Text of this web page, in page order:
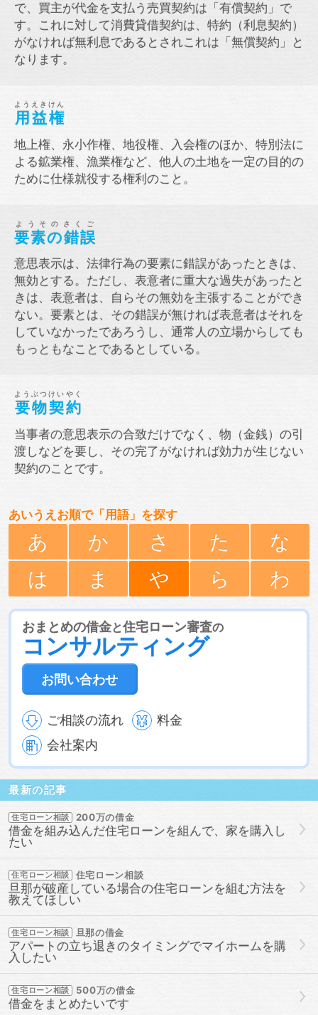
で、買主が代金を支払う売買契約は「有償契約」で
す。これに対して消費貸借契約は、特約（利息契約）
がなければ無利息であるとされこれは「無償契約」と
なります。
用益権
ようえきけん
地上権、永小作権、地役権、入会権のほか、特別法に
よる鉱業権、漁業権など、他人の土地を一定の目的の
ために仕様就役する権利のこと。
要素の錯誤
ようそのさくご
意思表示は、法律行為の要素に錯誤があったときは、
無効とする。ただし、表意者に重大な過失があったと
きは、表意者は、自らその無効を主張することができ
ない。要素とは、その錯誤が無ければ表意者はそれを
していなかったであろうし、通常人の立場からしても
もっともなことであるとしている。
要物契約
ようぶつけいやく
当事者の意思表示の合致だけでなく、物（金銭）の引
渡しなどを要し、その完了がなければ効力が生じない
契約のことです。
あいうえお順で「用語」を探す
あ か さ た
な
は
ま や ら わ
おまとめの借金と住宅ローン審査の
コンサルティング
お問い合わせ
ご相談の流れ
料金
会社案内
最新の記事
住宅ローン相談 200万の借金
借金を組み込んだ住宅ローンを組んで、家を購入し
たい
住宅ローン相談 住宅ローン相談
旦那が破産している場合の住宅ローンを組む方法を
教えてほしい
住宅ローン相談 旦那の借金
アパートの立ち退きのタイミングでマイホームを購
入したい
住宅ローン相談 500万の借金
借金をまとめたいです